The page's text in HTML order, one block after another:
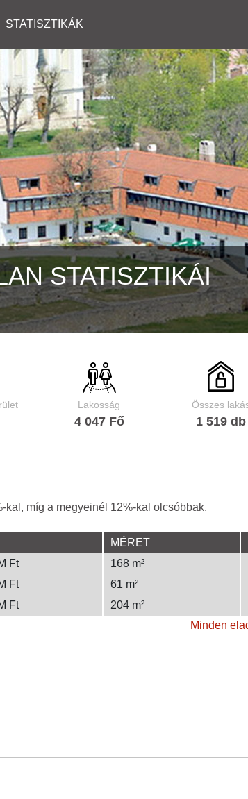
STATISZTIKÁK
STATISZTIKÁI
Lakosság
4 047 Fő
Összes
1 519 db
míg a megyeinél 12%-kal olcsóbbak.
MÉRET
Ft 168 m²
Ft 61 m²
Ft 204 m²
Minden